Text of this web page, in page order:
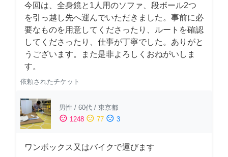
今回は、全身鏡と1人用のソファ、段ボール2つ
を引っ越し先へ運んでいただきました。事前に必
要なものを用意してくださったり、ルートを確認
してくださったり、仕事が丁寧でした。ありがと
うございます。また是非よろしくおねがいしま
す。
依頼されたチケット
男性 / 60代 / 東京都
sentiment_satisfied 1248 sentiment_neutral 77 sentiment_dissatisfied 3
ワンボックス又はバイクで運びます